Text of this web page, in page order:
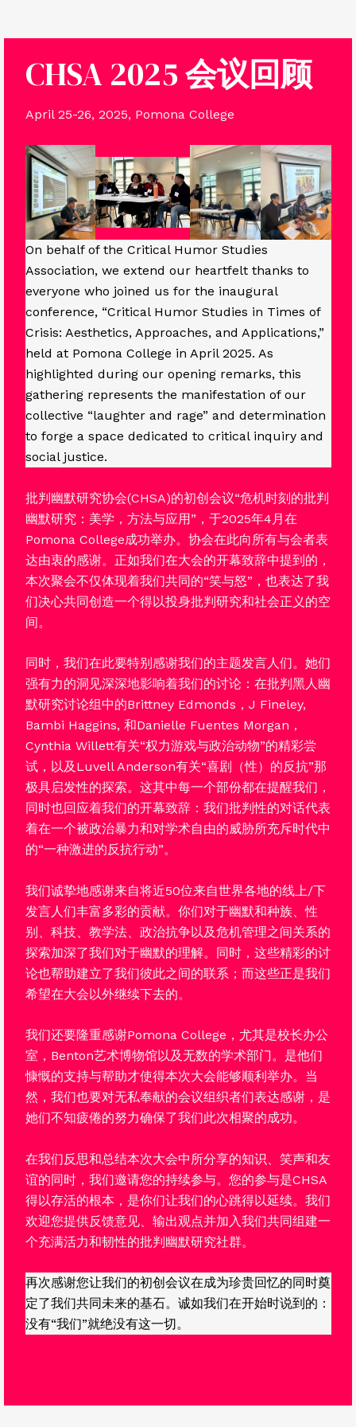
CHSA 2025会议回顾
April 25-26, 2025, Pomona College
On behalf of the Critical Humor Studies
Association, we extend our heartfelt thanks to
everyone who joined us for the inaugural
conference, “Critical Humor Studies in Times of
Crisis: Aesthetics, Approaches, and Applications,”
held at Pomona College in April 2025. As
highlighted during our opening remarks, this
gathering represents the manifestation of our
collective “laughter and rage” and determination
to forge a space dedicated to critical inquiry and
social justice.
批判幽默研究协会(CHSA)的初创会议“危机时刻的批判
幽默研究：美学，方法与应用”，于2025年4月在
Pomona College成功举办。协会在此向所有与会者表
达由衷的感谢。正如我们在大会的开幕致辞中提到的，
本次聚会不仅体现着我们共同的“笑与怒”，也表达了我
们决心共同创造一个得以投身批判研究和社会正义的空
间。
同时，我们在此要特别感谢我们的主题发言人们。她们
强有力的洞见深深地影响着我们的讨论：在批判黑人幽
默研究讨论组中的Brittney Edmonds，J Fineley,
Bambi Haggins, 和Danielle Fuentes Morgan，
Cynthia Willett有关“权力游戏与政治动物”的精彩尝
试，以及Luvell Anderson有关“喜剧（性）的反抗”那
极具启发性的探索。这其中每一个部份都在提醒我们，
同时也回应着我们的开幕致辞：我们批判性的对话代表
着在一个被政治暴力和对学术自由的威胁所充斥时代中
的“一种激进的反抗行动”。
我们诚挚地感谢来自将近50位来自世界各地的线上/下
发言人们丰富多彩的贡献。你们对于幽默和种族、性
别、科技、教学法、政治抗争以及危机管理之间关系的
探索加深了我们对于幽默的理解。同时，这些精彩的讨
论也帮助建立了我们彼此之间的联系；而这些正是我们
希望在大会以外继续下去的。
我们还要隆重感谢Pomona College，尤其是校长办公
室，Benton艺术博物馆以及无数的学术部门。是他们
慷慨的支持与帮助才使得本次大会能够顺利举办。当
然，我们也要对无私奉献的会议组织者们表达感谢，是
她们不知疲倦的努力确保了我们此次相聚的成功。
在我们反思和总结本次大会中所分享的知识、笑声和友
谊的同时，我们邀请您的持续参与。您的参与是CHSA
得以存活的根本，是你们让我们的心跳得以延续。我们
欢迎您提供反馈意见、输出观点并加入我们共同组建一
个充满活力和韧性的批判幽默研究社群。
再次感谢您让我们的初创会议在成为珍贵回忆的同时奠
定了我们共同未来的基石。诚如我们在开始时说到的：
没有“我们”就绝没有这一切。